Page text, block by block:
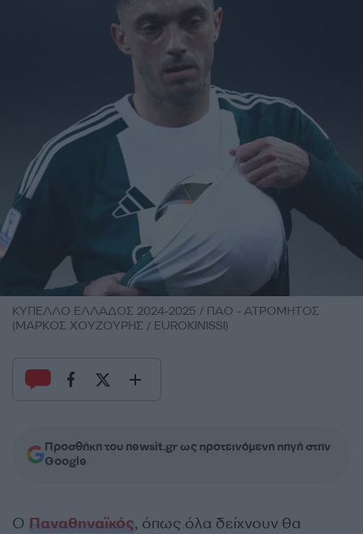
ΚΥΠΕΛΛΟ ΕΛΛΑΔΟΣ 2024-2025 / ΠΑΟ - ΑΤΡΟΜΗΤΟΣ
(ΜΑΡΚΟΣ ΧΟΥΖΟΥΡΗΣ / EUROKINISSI)
Προσθήκη του newsit.gr ως προτεινόμενη πηγή στην
Google
Ο Παναθηναϊκός, όπως όλα δείχνουν θα